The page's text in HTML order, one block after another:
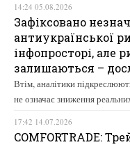
14:24 05.08.2026
Зафіксовано
антиукраїнської
інфопросторі, але
залишаються –
Втім, аналітики
не означає зниження
17:42 14.07.2026
COMFORTRADE: